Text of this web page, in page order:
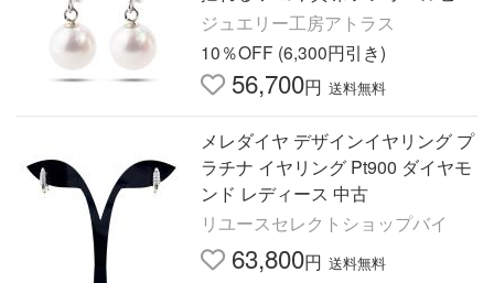
ス レディース あすつく 送料無料
セール sale
ジュエリー工房アトラス
10％OFF (6,300円引き)
56,700円 送料無料
メレダイヤ デザインイヤリング プ
ラチナ イヤリング Pt900 ダイヤモ
ンド レディース 中古
リユースセレクトショップバイ
63,800円 送料無料